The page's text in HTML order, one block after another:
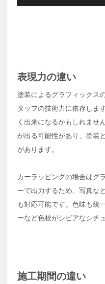
表現力の違い
塗装によるグラフィックス
タッフの技術力に依存しま
く出来になるかもしれませ
が出る可能性があり、塗装
があります。
カーラッピングの場合はグ
ーで出力するため、写真な
も対応可能です。色味も統
ーなど色校がシビアなシチ
施工期間の違い